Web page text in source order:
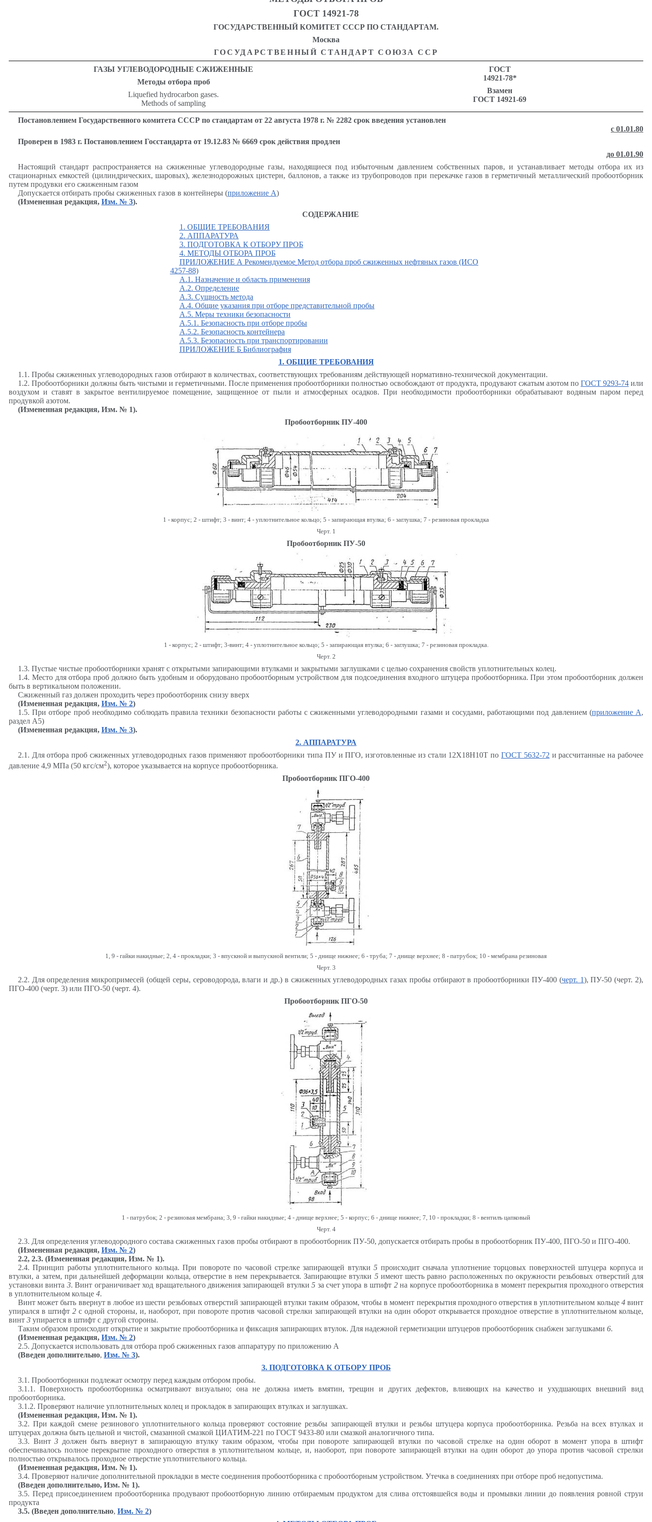
ГОСТ 14921-78
ГОСУДАРСТВЕННЫЙ КОМИТЕТ СССР ПО СТАНДАРТАМ.
Москва
ГОСУДАРСТВЕННЫЙ СТАНДАРТ СОЮЗА ССР
ГАЗЫ УГЛЕВОДОРОДНЫЕ СЖИЖЕННЫЕ
Методы отбора проб
Liquefied hydrocarbon gases.
Methods of sampling
ГОСТ
14921-78*
Взамен
ГОСТ 14921-69
Постановлением Государственного комитета СССР по стандартам от 22 августа 1978 г. № 2282 срок введения установлен
с 01.01.80
Проверен в 1983 г. Постановлением Госстандарта от 19.12.83 № 6669 срок действия продлен
до 01.01.90
Настоящий стандарт распространяется на сжиженные углеводородные газы, находящиеся под избыточным давлением собственных паров, и устанавливает методы отбора их из
стационарных емкостей (цилиндрических, шаровых), железнодорожных цистерн, баллонов, а также из трубопроводов при перекачке газов в герметичный металлический пробоотборник
путем продувки его сжиженным газом
Допускается отбирать пробы сжиженных газов в контейнеры (приложение А)
(Измененная редакция, Изм. № 3).
СОДЕРЖАНИЕ
1. ОБЩИЕ ТРЕБОВАНИЯ
2. АППАРАТУРА
3. ПОДГОТОВКА К ОТБОРУ ПРОБ
4. МЕТОДЫ ОТБОРА ПРОБ
ПРИЛОЖЕНИЕ А Рекомендуемое Метод отбора проб сжиженных нефтяных газов (ИСО
4257-88)
А.1. Назначение и область применения
А.2. Определение
А.3. Сущность метода
А.4. Общие указания при отборе представительной пробы
А.5. Меры техники безопасности
А.5.1. Безопасность при отборе пробы
А.5.2. Безопасность контейнера
А.5.3. Безопасность при транспортировании
ПРИЛОЖЕНИЕ Б Библиография
1. ОБЩИЕ ТРЕБОВАНИЯ
1.1. Пробы сжиженных углеводородных газов отбирают в количествах, соответствующих требованиям действующей нормативно-технической документации.
1.2. Пробоотборники должны быть чистыми и герметичными. После применения пробоотборники полностью освобождают от продукта, продувают сжатым азотом по ГОСТ 9293-74или
воздухом и ставят в закрытое вентилируемое помещение, защищенное от пыли и атмосферных осадков. При необходимости пробоотборники обрабатывают водяным паром перед
продувкой азотом.
(Измененная редакция, Изм. № 1).
Пробоотборник ПУ-400
1 - корпус; 2 - штифт; 3 - винт; 4 - уплотнительное кольцо; 5 - запирающая втулка; 6 - заглушка; 7 - резиновая прокладка
Черт. 1
Пробоотборник ПУ-50
1 - корпус; 2 - штифт; 3-винт; 4 - уплотнительное кольцо; 5 - запирающая втулка; 6 - заглушка; 7 - резиновая прокладка.
Черт. 2
1.3. Пустые чистые пробоотборники хранят с открытыми запирающими втулками и закрытыми заглушками с целью сохранения свойств уплотнительных колец.
1.4. Место для отбора проб должно быть удобным и оборудовано пробоотборным устройством для подсоединения входного штуцера пробоотборника. При этом пробоотборник должен
быть в вертикальном положении.
Сжиженный газ должен проходить через пробоотборник снизу вверх
(Измененная редакция, Изм. № 2)
1.5. При отборе проб необходимо соблюдать правила техники безопасности работы с сжиженными углеводородными газами и сосудами, работающими под давлением (приложение А,
раздел А5)
(Измененная редакция, Изм. № 3).
2. АППАРАТУРА
2.1. Для отбора проб сжиженных углеводородных газов применяют пробоотборники типа ПУ и ПГО, изготовленные из стали 12Х18Н10Т поГОСТ 5632-72 и рассчитанные на рабочее
давление 4,9 МПа (50 кгс/см2), которое указывается на корпусе пробоотборника.
Пробоотборник ПГО-400
1, 9 - гайки накидные; 2, 4 - прокладки; 3 - впускной и выпускной вентили; 5 - днище нижнее; 6 - труба; 7 - днище верхнее; 8 - патрубок; 10 - мембрана резиновая
Черт. 3
2.2. Для определения микропримесей (общей серы, сероводорода, влаги и др.) в сжиженных углеводородных газах пробы отбирают в пробоотборники ПУ-400 (черт. 1), ПУ-50 (черт. 2),
ПГО-400 (черт. 3) или ПГО-50 (черт. 4).
Пробоотборник ПГО-50
1 - патрубок; 2 - резиновая мембрана; 3, 9 - гайки накидные; 4 - днище верхнее; 5 - корпус; 6 - днище нижнее; 7, 10 - прокладки; 8 - вентилъ цапковый
Черт. 4
2.3. Для определения углеводородного состава сжиженных газов пробы отбирают в пробоотборник ПУ-50, допускается отбирать пробы в пробоотборник ПУ-400, ПГО-50 и ПГО-400.
(Измененная редакция, Изм. № 2)
2.2, 2.3. (Измененная редакция, Изм. № 1).
2.4. Принцип работы уплотнительного кольца. При повороте по часовой стрелке запирающей втулки5 происходит сначала уплотнение торцовых поверхностей штуцера корпуса и
втулки, а затем, при дальнейшей деформации кольца, отверстие в нем перекрывается. Запирающие втулки 5имеют шесть равно расположенных по окружности резьбовых отверстий для
установки винта 3. Винт ограничивает ход вращательного движения запирающей втулки5 за счет упора в штифт 2на корпусе пробоотборника в момент перекрытия проходного отверстия
в уплотнительном кольце 4.
Винт может быть ввернут в любое из шести резьбовых отверстий запирающей втулки таким образом, чтобы в момент перекрытия проходного отверстия в уплотнительном кольце 4винт
упирался в штифт 2 с одной стороны, и, наоборот, при повороте против часовой стрелки запирающей втулки на один оборот открывается проходное отверстие в уплотнительном кольце,
винт 3 упирается в штифт с другой стороны.
Таким образом происходит открытие и закрытие пробоотборника и фиксация запирающих втулок. Для надежной герметизации штуцеров пробоотборник снабжен заглушками 6.
(Измененная редакция, Изм. № 2)
2.5. Допускается использовать для отбора проб сжиженных газов аппаратуру по приложению А
(Введен дополнительно, Изм. № 3).
3. ПОДГОТОВКА К ОТБОРУ ПРОБ
3.1. Пробоотборники подлежат осмотру перед каждым отбором пробы.
3.1.1. Поверхность пробоотборника осматривают визуально; она не должна иметь вмятин, трещин и других дефектов, влияющих на качество и ухудшающих внешний вид
пробоотборника.
3.1.2. Проверяют наличие уплотнительных колец и прокладок в запирающих втулках и заглушках.
(Измененная редакция, Изм. № 1).
3.2. При каждой смене резинового уплотнительного кольца проверяют состояние резьбы запирающей втулки и резьбы штуцера корпуса пробоотборника. Резьба на всех втулках и
штуцерах должна быть цельной и чистой, смазанной смазкой ЦИАТИМ-221 по ГОСТ 9433-80 или смазкой аналогичного типа.
3.3. Винт3 должен быть ввернут в запирающую втулку таким образом, чтобы при повороте запирающей втулки по часовой стрелке на один оборот в момент упора в штифт
обеспечивалось полное перекрытие проходного отверстия в уплотнительном кольце, и, наоборот, при повороте запирающей втулки на один оборот до упора против часовой стрелки
полностью открывалось проходное отверстие уплотнительного кольца.
(Измененная редакция, Изм. № 1).
3.4. Проверяют наличие дополнительной прокладки в месте соединения пробоотборника с пробоотборным устройством. Утечка в соединениях при отборе проб недопустима.
(Введен дополнительно, Изм. № 1).
3.5. Перед присоединением пробоотборника продувают пробоотборную линию отбираемым продуктом для слива отстоявшейся воды и промывки линии до появления ровной струи
продукта
3.5. (Введен дополнительно, Изм. № 2)